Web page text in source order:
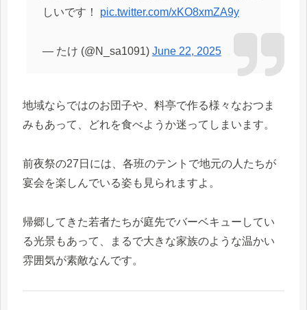
しいです！ pic.twitter.com/xKO8xmZA9y
— たけ (@N_sa1091) June 22, 2025
地域ならではのお団子や、料亭で作る様々なおつま
みもあって、どれを食べようか迷ってしまいます。
前夜祭の27日には、各班のテントで地元の人たちが
宴会を楽しんでいる姿も見られますよ。
帰郷してきた若者たちが庭先でバーベキューしてい
る光景もあって、まるで大きな家族のような温かい
雰囲気が素敵なんです。